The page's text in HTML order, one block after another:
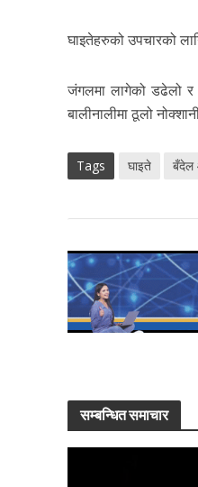
घाइतेहरुको उपचारको
जंगलमा लागेको डढेलो र
बालीनालीमा ठूलो
Tags घाइते
सम्बन्धित समाचार